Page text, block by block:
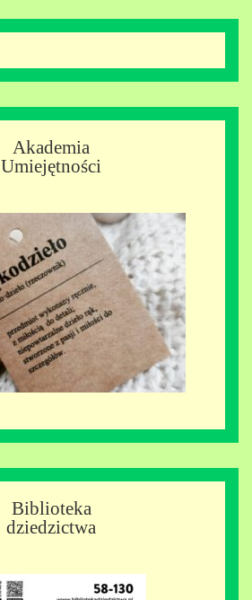
Akademia
Umiejętności
Biblioteka
dziedzictwa